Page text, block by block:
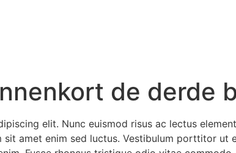
de derde
elit. Nunc euismod risus ac lectus
amet enim sed luctus. Vestibulum porttitor ut